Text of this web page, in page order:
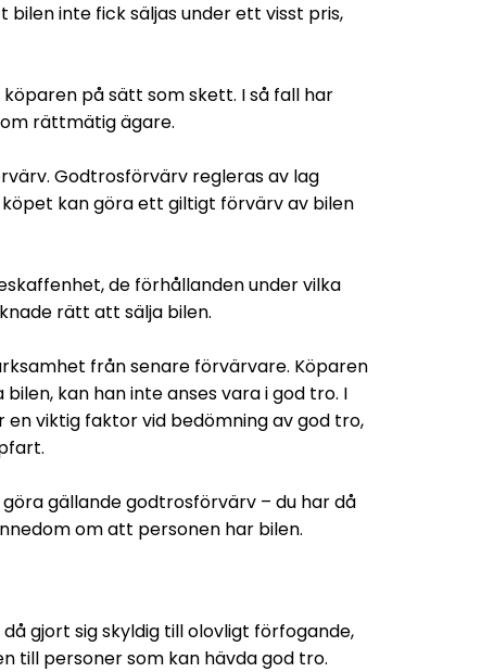
inte fick säljas under ett visst pris,
på sätt som skett. I så fall har
rättmätig ägare.
Godtrosförvärv regleras av lag
kan göra ett giltigt förvärv av bilen
de förhållanden under vilka
rätt att sälja bilen.
från senare förvärvare. Köparen
kan han inte anses vara i god tro. I
viktig faktor vid bedömning av god tro,
gällande godtrosförvärv – du har då
om att personen har bilen.
gjort sig skyldig till olovligt förfogande,
till personer som kan hävda god tro.